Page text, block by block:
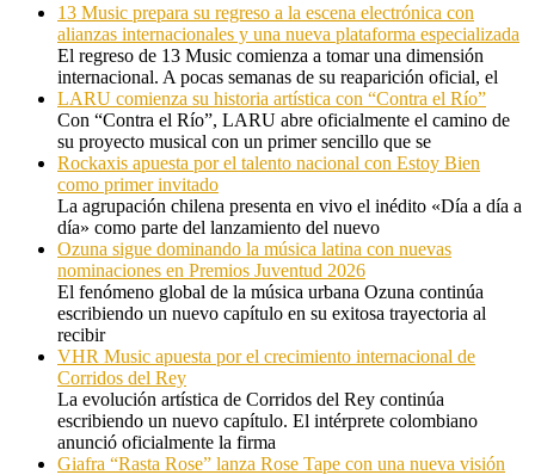
13 Music prepara su regreso a la escena electrónica con
alianzas internacionales y una nueva plataforma especializada
El regreso de 13 Music comienza a tomar una dimensión
internacional. A pocas semanas de su reaparición oficial, el
LARU comienza su historia artística con “Contra el Río”
Con “Contra el Río”, LARU abre oficialmente el camino de
su proyecto musical con un primer sencillo que se
Rockaxis apuesta por el talento nacional con Estoy Bien
como primer invitado
La agrupación chilena presenta en vivo el inédito «Día a día a
día» como parte del lanzamiento del nuevo
Ozuna sigue dominando la música latina con nuevas
nominaciones en Premios Juventud 2026
El fenómeno global de la música urbana Ozuna continúa
escribiendo un nuevo capítulo en su exitosa trayectoria al
recibir
VHR Music apuesta por el crecimiento internacional de
Corridos del Rey
La evolución artística de Corridos del Rey continúa
escribiendo un nuevo capítulo. El intérprete colombiano
anunció oficialmente la firma
Giafra “Rasta Rose” lanza Rose Tape con una nueva visión